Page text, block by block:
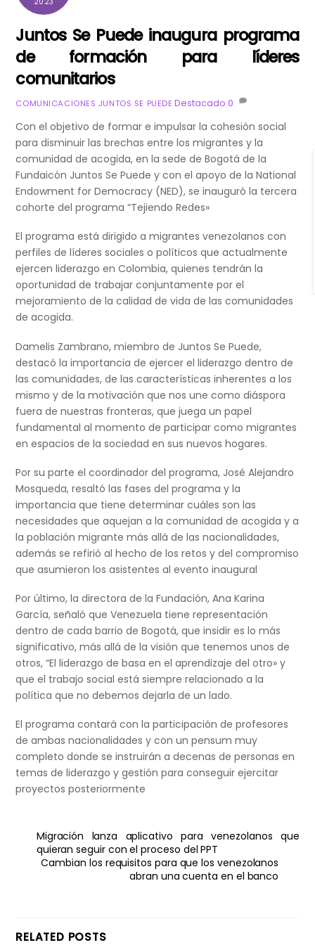
Juntos Se Puede inaugura programa
de formación para líderes
comunitarios
COMUNICACIONES JUNTOS SE PUEDE Destacado 0
Con el objetivo de formar e impulsar la cohesión social
para disminuir las brechas entre los migrantes y la
comunidad de acogida, en la sede de Bogotá de la
Fundaicón Juntos Se Puede y con el apoyo de la National
Endowment for Democracy (NED), se inauguró la tercera
cohorte del programa “Tejiendo Redes»
El programa está dirigido a migrantes venezolanos con
perfiles de líderes sociales o políticos que actualmente
ejercen liderazgo en Colombia, quienes tendrán la
oportunidad de trabajar conjuntamente por el
mejoramiento de la calidad de vida de las comunidades
de acogida.
Damelis Zambrano, miembro de Juntos Se Puede,
destacó la importancia de ejercer el liderazgo dentro de
las comunidades, de las características inherentes a los
mismo y de la motivación que nos une como diáspora
fuera de nuestras fronteras, que juega un papel
fundamental al momento de participar como migrantes
en espacios de la sociedad en sus nuevos hogares.
Por su parte el coordinador del programa, José Alejandro
Mosqueda, resaltó las fases del programa y la
importancia que tiene determinar cuáles son las
necesidades que aquejan a la comunidad de acogida y a
la población migrante más allá de las nacionalidades,
además se refirió al hecho de los retos y del compromiso
que asumieron los asistentes al evento inaugural
Por último, la directora de la Fundación, Ana Karina
García, señaló que Venezuela tiene representación
dentro de cada barrio de Bogotá, que insidir es lo más
significativo, más allá de la visión que tenemos unos de
otros, “El liderazgo de basa en el aprendizaje del otro» y
que el trabajo social está siempre relacionado a la
política que no debemos dejarla de un lado.
El programa contará con la participación de profesores
de ambas nacionalidades y con un pensum muy
completo donde se instruirán a decenas de personas en
temas de liderazgo y gestión para conseguir ejercitar
proyectos posteriormente
Migración lanza aplicativo para venezolanos que
quieran seguir con el proceso del PPT
Cambian los requisitos para que los venezolanos
abran una cuenta en el banco
RELATED POSTS